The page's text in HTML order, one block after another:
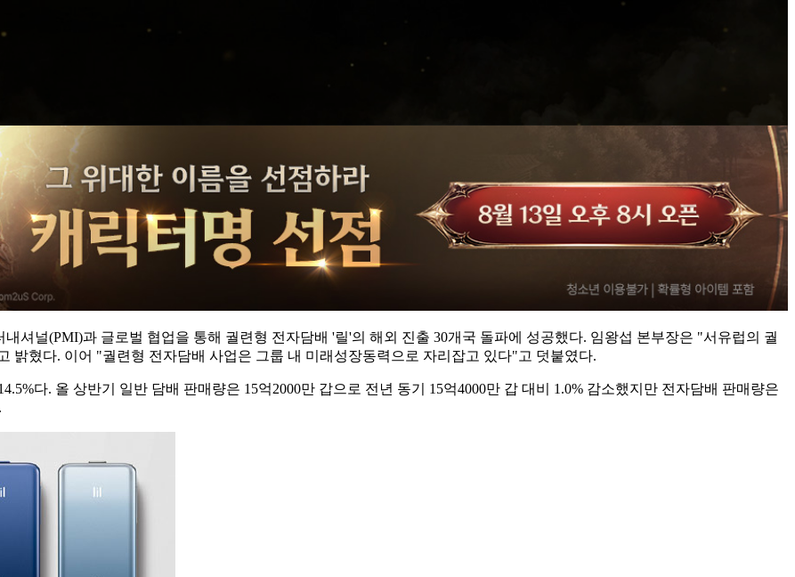
셔널(PMI)과 글로벌 협업을 통해 궐련형 전자담배 '릴'의 해외 진출 30개국 돌파에 성공했다. 임왕섭 본부장은 "서유럽의 궐
밝혔다. 이어 "궐련형 전자담배 사업은 그룹 내 미래성장동력으로 자리잡고 있다"고 덧붙였다.
다. 올 상반기 일반 담배 판매량은 15억2000만 갑으로 전년 동기 15억4000만 갑 대비 1.0% 감소했지만 전자담배 판매량은